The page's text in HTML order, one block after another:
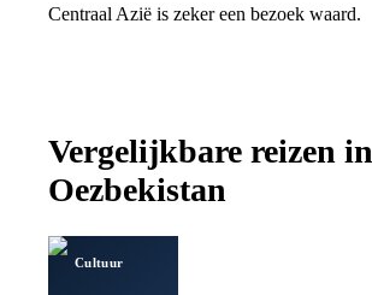
Centraal Azië is zeker een bezoek waard.
Vergelijkbare reizen in
Oezbekistan
Cultuur